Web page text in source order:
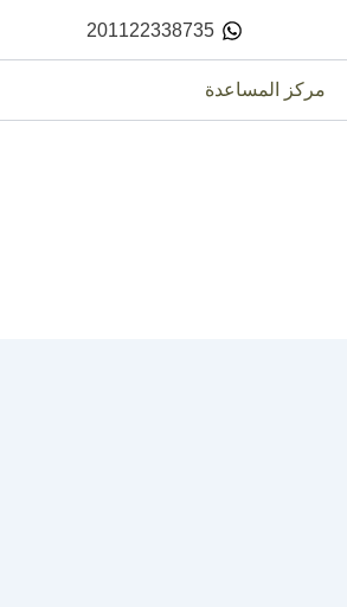
201122338735
مركز المساعدة